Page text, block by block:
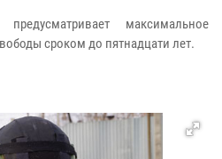
максимальное
сроком до пятнадцати лет.